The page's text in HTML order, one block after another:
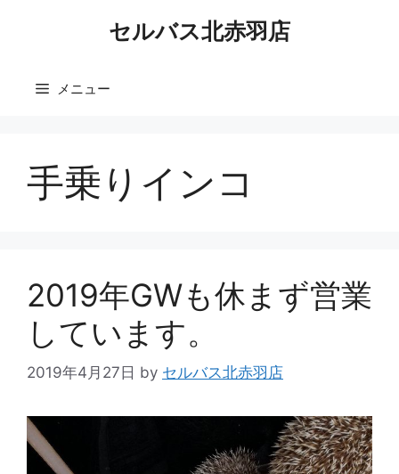
セルバス北赤羽店
メニュー
手乗りインコ
2019年GWも休まず営業
しています。
2019年4月27日 by セルバス北赤羽店